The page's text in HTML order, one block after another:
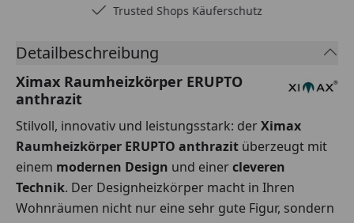
Trusted Shops Käuferschutz
Detailbeschreibung
Ximax Raumheizkörper ERUPTO
anthrazit
Stilvoll, innovativ und leistungsstark: derXimax
Raumheizkörper ERUPTO anthrazit überzeugt mit
einem modernen Design und einercleveren
Technik. Der Designheizkörper macht in Ihren
Wohnräumen nicht nur eine sehr gute Figur, sondern